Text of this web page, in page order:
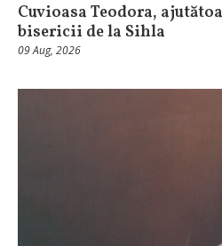
Cuvioasa Teodora,
bisericii de la Sihla
09 Aug, 2026